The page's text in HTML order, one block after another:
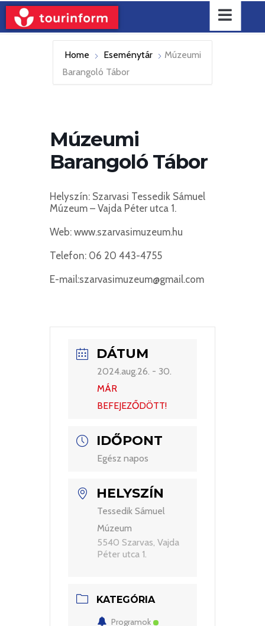
Home Eseménytár
Múzeumi
Barangoló Tábor
Múzeumi
Barangoló Tábor
Helyszín: Szarvasi Tessedik Sámuel
Múzeum – Vajda Péter utca 1.
Web: www.szarvasimuzeum.hu
Telefon: 06 20 443-4755
E-mail:szarvasimuzeum@gmail.com
DÁTUM
2024.aug.26. - 30.
MÁR
BEFEJEZŐDÖTT!
IDŐPONT
Egész napos
HELYSZÍN
Tessedik Sámuel
Múzeum
5540 Szarvas, Vajda
Péter utca 1.
KATEGÓRIA
Programok